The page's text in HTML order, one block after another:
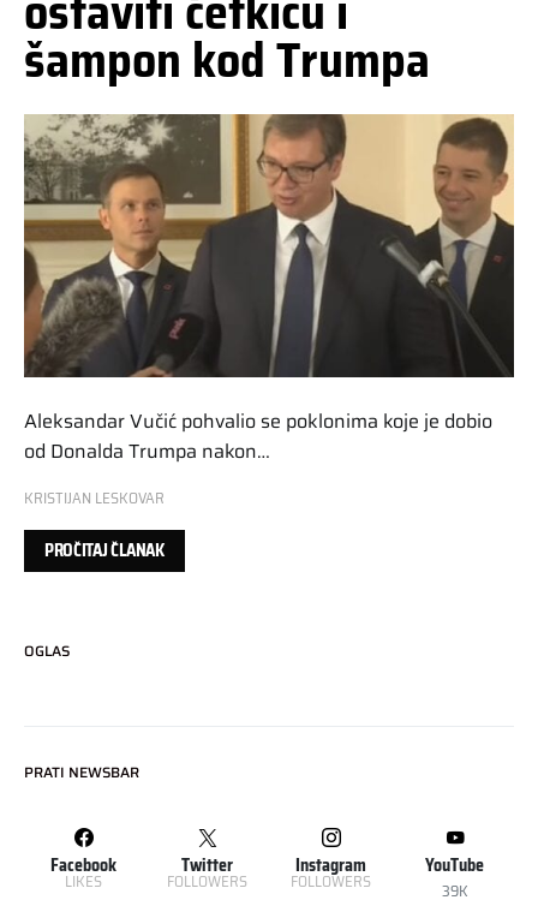
šampon kod Trumpa
Aleksandar Vučić pohvalio se poklonima koje je dobio
od Donalda Trumpa nakon…
KRISTIJAN LESKOVAR
PROČITAJ ČLANAK
OGLAS
PRATI NEWSBAR
Facebook
LIKES
Twitter
FOLLOWERS
Instagram
FOLLOWERS
YouTube
39K